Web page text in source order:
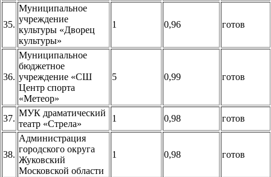
35.
Муниципальное
учреждение
культуры «Дворец
культуры»
1 0,96 готов
36.
Муниципальное
бюджетное
учреждение «СШ
Центр спорта
«Метеор»
5 0,99 готов
37.
МУК драматический
театр «Стрела»
1 0,98 готов
38.
Администрация
городского округа
Жуковский
Московской области
1 0,98 готов